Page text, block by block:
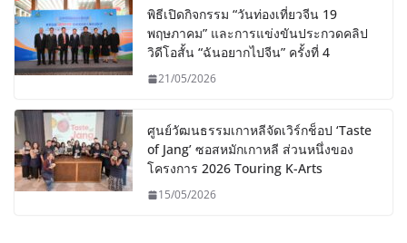
พิธีเปิดกิจกรรม “วันท่องเที่ยวจีน 19
พฤษภาคม” และการแข่งขันประกวดคลิป
วิดีโอสั้น “ฉันอยากไปจีน” ครั้งที่ 4
21/05/2026
ศูนย์วัฒนธรรมเกาหลีจัดเวิร์กช็อป ‘Taste
of Jang’ ซอสหมักเกาหลี ส่วนหนึ่งของ
โครงการ 2026 Touring K-Arts
15/05/2026